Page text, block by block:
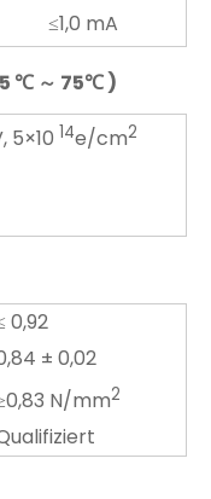
≤1,0 mA
℃ ～ 75℃)
5×10 14e/cm2
0,92
± 0,02
N/mm2